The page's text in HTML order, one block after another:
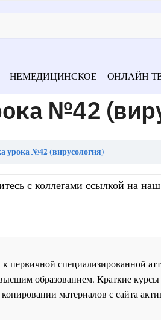
НЕМЕДИЦИНСКОЕ ОНЛАЙН
№42
урока №42 (вирусология)
с коллегами ссылкой на
первичной специализированной
образованием. Краткие
материалов с сайта